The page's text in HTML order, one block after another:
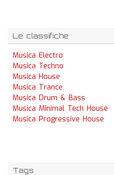
Le classifiche
Musica Electro
Musica Techno
Musica House
Musica Trance
Musica Drum & Bass
Musica Minimal Tech House
Musica Progressive House
Tags